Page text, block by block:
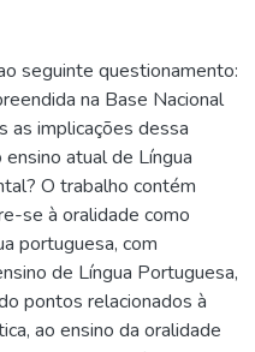
seguinte questionamento:
na Base Nacional
as implicações dessa
ensino atual de Língua
O trabalho contém
se à oralidade como
portuguesa, com
de Língua Portuguesa,
pontos relacionados à
ao ensino da oralidade